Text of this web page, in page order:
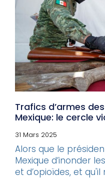
Trafics d’armes
Mexique: le cercle
31 Mars 2025
Alors que le
Mexique d’inonder
et d’opioïdes, et